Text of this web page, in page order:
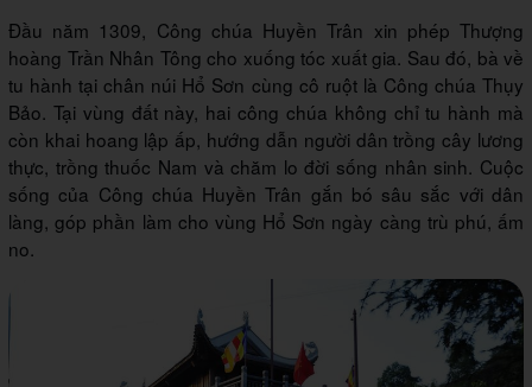
Đầu năm 1309, Công chúa Huyền Trân xin phép Thượng
hoàng Trần Nhân Tông cho xuống tóc xuất gia. Sau đó, bà về
tu hành tại chân núi Hổ Sơn cùng cô ruột là Công chúa Thụy
Bảo. Tại vùng đất này, hai công chúa không chỉ tu hành mà
còn khai hoang lập ấp, hướng dẫn người dân trồng cây lương
thực, trồng thuốc Nam và chăm lo đời sống nhân sinh. Cuộc
sống của Công chúa Huyền Trân gắn bó sâu sắc với dân
làng, góp phần làm cho vùng Hổ Sơn ngày càng trù phú, ấm
no.